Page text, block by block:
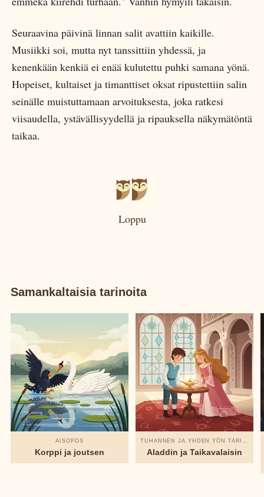
Seuraavina päivinä linnan salit avattiin kaikille.
Musiikki soi, mutta nyt tanssittiin yhdessä, ja
kenenkään kenkiä ei enää kulutettu puhki samana yönä.
Hopeiset, kultaiset ja timanttiset oksat ripustettiin salin
seinälle muistuttamaan arvoituksesta, joka ratkesi
viisaudella, ystävällisyydellä ja ripauksella näkymätöntä
taikaa.
Loppu
Samankaltaisia tarinoita
AISOPOS
Korppi ja joutsen
TUHANNEN JA YHDEN YÖN TARINAT
Aladdin ja Taikavalaisin